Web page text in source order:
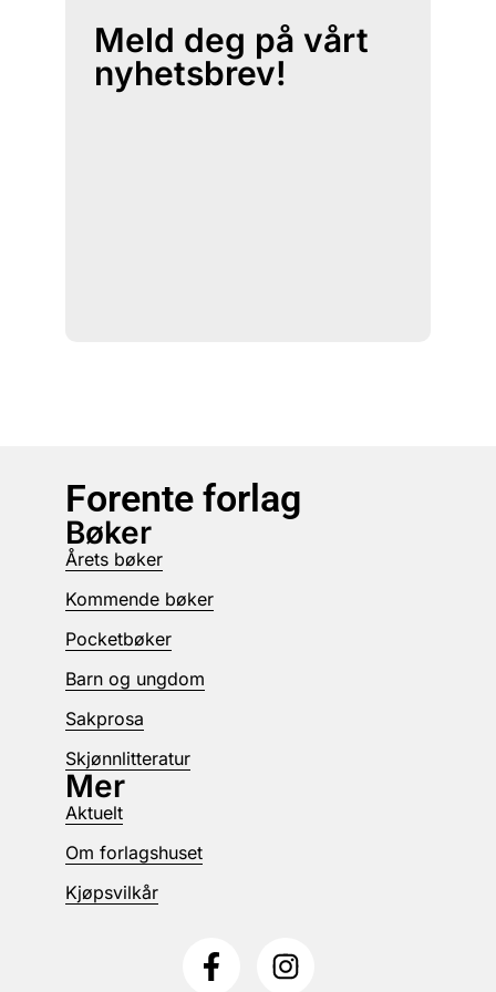
Meld deg på vårt
nyhetsbrev!
Forente forlag
Bøker
Årets bøker
Kommende bøker
Pocketbøker
Barn og ungdom
Sakprosa
Skjønnlitteratur
Mer
Aktuelt
Om forlagshuset
Kjøpsvilkår